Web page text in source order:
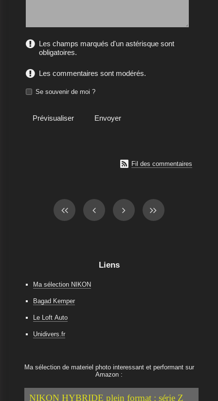
Les champs marqués d'un astérisque sont
obligatoires.
Les commentaires sont modérés.
Se souvenir de moi ?
 Fil des commentaires
Liens
Ma sélection NIKON
Bagad Kemper
Le Loft Auto
Unidivers.fr
Ma sélection de materiel photo interessant et performant sur
Amazon :
NIKON HYBRIDE plein format : série Z